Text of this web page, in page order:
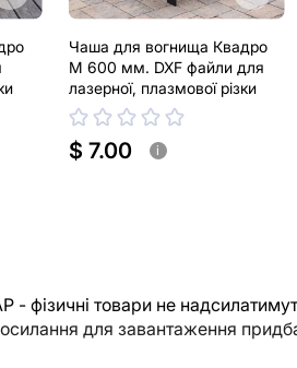
Чаша для вогнища Квадро
М 600 мм. DXF файли для
лазерної, плазмової різки
$ 7.00 i
товари не
для завантаження